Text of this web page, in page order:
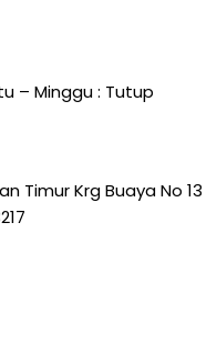
– Minggu : Tutup
Timur Krg Buaya No 13